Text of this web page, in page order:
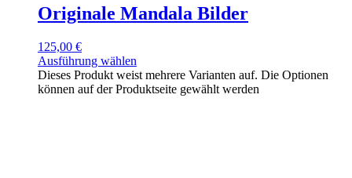
Originale Mandala Bilder
125,00 €
Ausführung wählen
Dieses Produkt weist mehrere Varianten auf. Die Optionen
können auf der Produktseite gewählt werden